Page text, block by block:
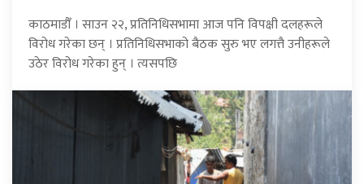
काठमाडौँ । साउन २२, प्रतिनिधिसभामा आज पनि विपक्षी दलहरूले
विरोध गरेका छन् । प्रतिनिधिसभाको बैठक सुरु भए लगत्तै उनीहरूले
उठेर विरोध गरेका हुन् । त्यसपछि